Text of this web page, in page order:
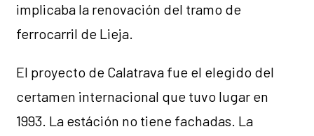
implicaba la renovación del tramo de
ferrocarril de Lieja.
El proyecto de Calatrava fue el elegido del
certamen internacional que tuvo lugar en
1993. La estáción no tiene fachadas. La